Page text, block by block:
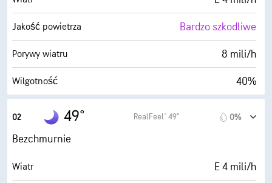
Jakość powietrza Bardzo szkodliwe
Porywy wiatru 8 mili/h
Wilgotność 40%
Punkt rosy
AccuLumen Brightness Index™
Zachmurzenie 0%
02 49° RealFeel® 49° 0%
Bezchmurnie
Wiatr E 4 mili/h